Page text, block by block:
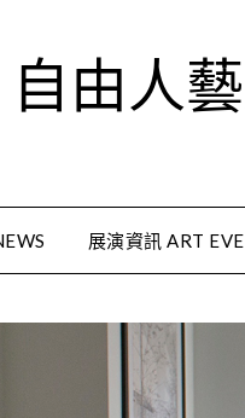
自由人
展演資訊 ART